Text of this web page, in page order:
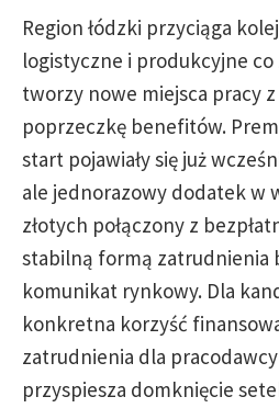
Region łódzki przyciąga
logistyczne i produkcyjne
tworzy nowe miejsca pracy
poprzeczkę benefitów.
start pojawiały się już
ale jednorazowy dodatek w
złotych połączony z
stabilną formą zatrudnienia
komunikat rynkowy. Dla
konkretna korzyść
zatrudnienia dla
przyspiesza domknięcie